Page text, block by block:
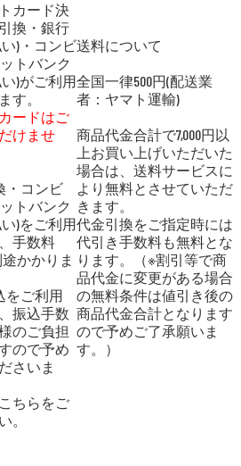
カード決
換・銀行
)・コンビ
トバンク
)がご利用
す。
ードはご
けませ
・コンビ
トバンク
)をご利用
手数料
途かかりま
をご利用
振込手数
のご負担
ので予め
さいま
ちらをご
。
送料について
全国一律500円(配送業
者：ヤマト運輸)
商品代金合計で7,000円以
上お買い上げいただいた
場合は、送料サービスに
より無料とさせていただ
きます。
代金引換をご指定時には
代引き手数料も無料とな
ります。（※割引等で商
品代金に変更がある場合
の無料条件は値引き後の
商品代金合計となります
ので予めご了承願いま
す。）